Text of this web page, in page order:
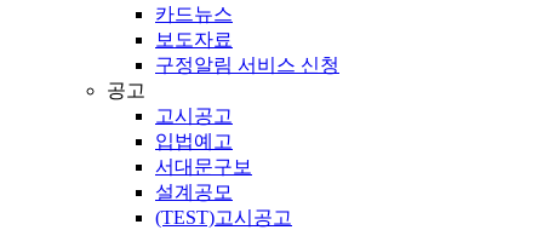
카드뉴스
보도자료
구정알림 서비스 신청
공고
고시공고
입법예고
서대문구보
설계공모
(TEST)고시공고